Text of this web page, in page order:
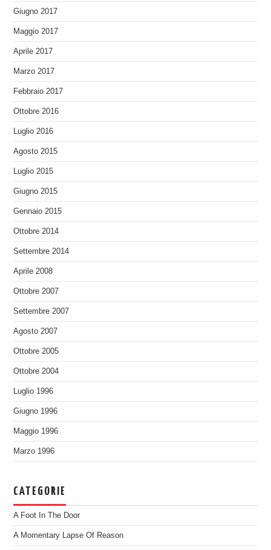
Giugno 2017
Maggio 2017
Aprile 2017
Marzo 2017
Febbraio 2017
Ottobre 2016
Luglio 2016
Agosto 2015
Luglio 2015
Giugno 2015
Gennaio 2015
Ottobre 2014
Settembre 2014
Aprile 2008
Ottobre 2007
Settembre 2007
Agosto 2007
Ottobre 2005
Ottobre 2004
Luglio 1996
Giugno 1996
Maggio 1996
Marzo 1996
CATEGORIE
A Foot In The Door
A Momentary Lapse Of Reason